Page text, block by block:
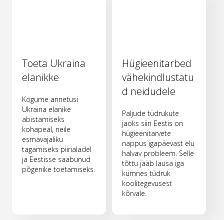
Toeta Ukraina
elanikke
Kogume annetusi
Ukraina elanike
abistamiseks
kohapeal, neile
esmavajaliku
tagamiseks piirialadel
ja Eestisse saabunud
põgenike toetamiseks.
Hügieenitarbed
vähekindlustatu
d neidudele
Paljude tüdrukute
jaoks siin Eestis on
hügieenitarvete
nappus igapäevast elu
halvav probleem. Selle
tõttu jääb lausa iga
kümnes tüdruk
koolitegevusest
kõrvale.